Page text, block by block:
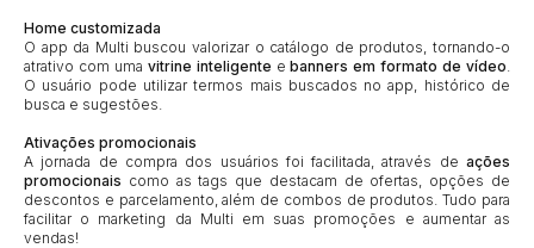
Home customizada
O app da Multi buscou valorizar o catálogo de produtos, tornando-o
atrativo com uma vitrine inteligente ebanners em formato de vídeo
O usuário pode utilizar termos mais buscados no app, histórico de
busca e sugestões.
Ativações promocionais
A jornada de compra dos usuários foi facilitada, através de ações
promocionais como as tags que destacam de ofertas, opções de
descontos e parcelamento, além de combos de produtos. Tudo para
facilitar o marketing da Multi em suas promoções e aumentar as
vendas!